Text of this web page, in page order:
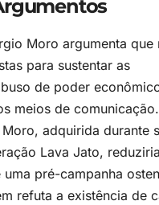
Moro argumenta que
para sustentar as
de poder
meios de
adquirida durante
Lava Jato,
uma pré-campanha
refuta a existência de